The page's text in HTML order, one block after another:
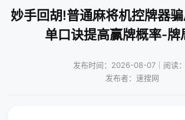
妙手回胡!普通麻将机控牌器
单口诀提高赢牌概率-牌
发布时间：2026-08-07｜阅读
发布者：速搜网